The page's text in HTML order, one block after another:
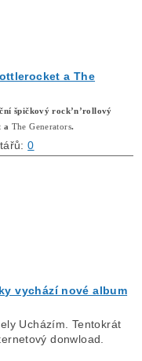
a The
špičkový rock’n’rollový
a The Generators.
0
vychází nové album
Ucházím. Tentokrát
donwload.